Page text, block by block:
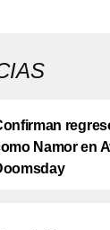
Namor en